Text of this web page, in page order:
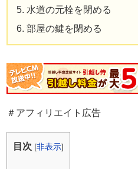
引越業者が運んでくれない物
挨拶
水道の元栓を閉める
部屋の鍵を閉める
＃アフィリエイト広告
目次 [非表示]